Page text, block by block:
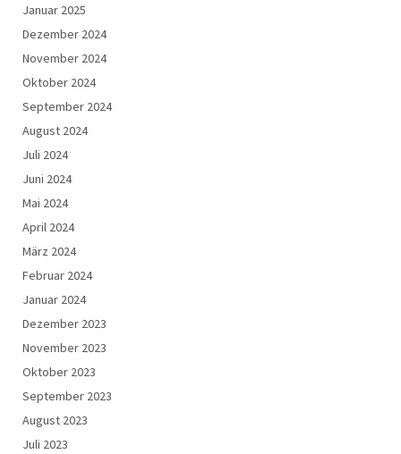
Januar 2025
Dezember 2024
November 2024
Oktober 2024
September 2024
August 2024
Juli 2024
Juni 2024
Mai 2024
April 2024
März 2024
Februar 2024
Januar 2024
Dezember 2023
November 2023
Oktober 2023
September 2023
August 2023
Juli 2023